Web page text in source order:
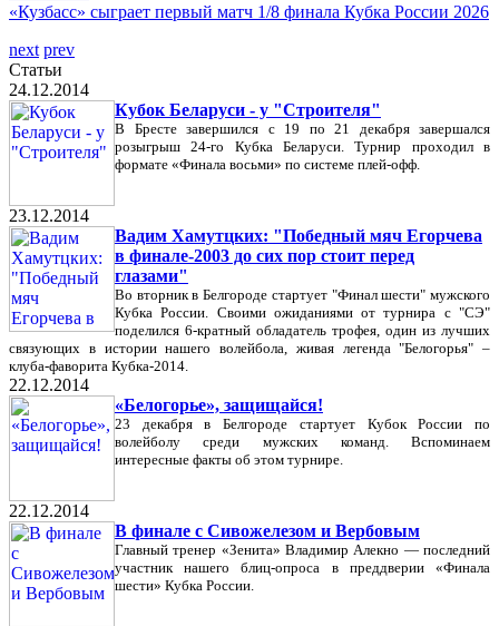
«Кузбасс» сыграет первый матч 1/8 финала Кубка России 2026
next prev
Статьи
24.12.2014
Кубок Беларуси - у "Строителя"
В Бресте завершился с 19 по 21 декабря завершался
розыгрыш 24-го Кубка Беларуси. Турнир проходил в
формате «Финала восьми» по системе плей-офф.
23.12.2014
Вадим Хамутцких: "Победный мяч Егорчева
в финале-2003 до сих пор стоит перед
глазами"
Во вторник в Белгороде стартует "Финал шести" мужского
Кубка России. Своими ожиданиями от турнира с "СЭ"
поделился 6-кратный обладатель трофея, один из лучших
связующих в истории нашего волейбола, живая легенда "Белогорья" –
клуба-фаворита Кубка-2014.
22.12.2014
«Белогорье», защищайся!
23 декабря в Белгороде стартует Кубок России по
волейболу среди мужских команд. Вспоминаем
интересные факты об этом турнире.
22.12.2014
В финале с Сивожелезом и Вербовым
Главный тренер «Зенита» Владимир Алекно — последний
участник нашего блиц-опроса в преддверии «Финала
шести» Кубка России.